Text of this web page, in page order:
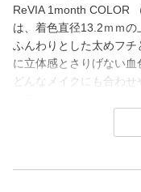
ReVIA 1month COLOR
は、着色直径13.2ｍｍの
ふんわりとした太めフ
に立体感とさりげない血
どんなメイクにも合わ
ReVIA は2016年に誕生